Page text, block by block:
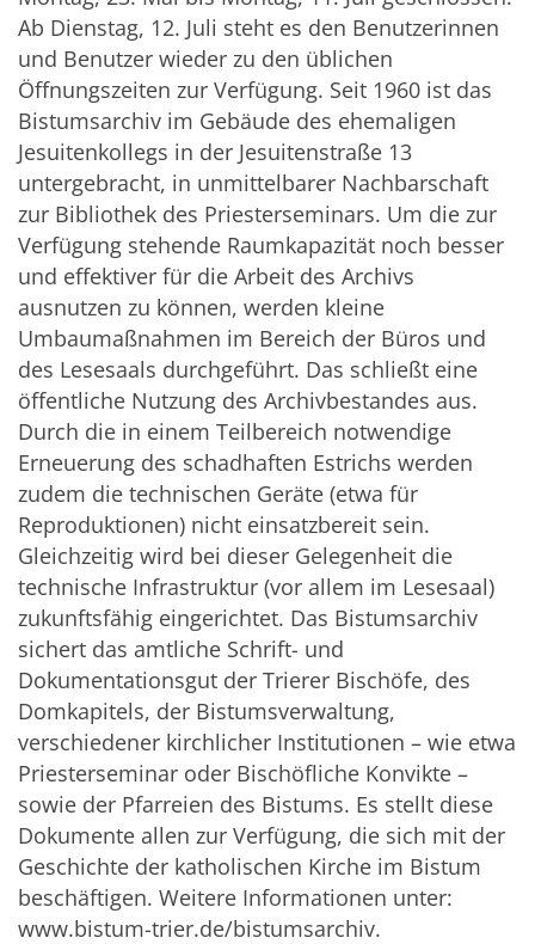
Ab Dienstag, 12. Juli steht es den Benutzerinnen
und Benutzer wieder zu den üblichen
Öffnungszeiten zur Verfügung. Seit 1960 ist das
Bistumsarchiv im Gebäude des ehemaligen
Jesuitenkollegs in der Jesuitenstraße 13
untergebracht, in unmittelbarer Nachbarschaft
zur Bibliothek des Priesterseminars. Um die zur
Verfügung stehende Raumkapazität noch besser
und effektiver für die Arbeit des Archivs
ausnutzen zu können, werden kleine
Umbaumaßnahmen im Bereich der Büros und
des Lesesaals durchgeführt. Das schließt eine
öffentliche Nutzung des Archivbestandes aus.
Durch die in einem Teilbereich notwendige
Erneuerung des schadhaften Estrichs werden
zudem die technischen Geräte (etwa für
Reproduktionen) nicht einsatzbereit sein.
Gleichzeitig wird bei dieser Gelegenheit die
technische Infrastruktur (vor allem im Lesesaal)
zukunftsfähig eingerichtet. Das Bistumsarchiv
sichert das amtliche Schrift- und
Dokumentationsgut der Trierer Bischöfe, des
Domkapitels, der Bistumsverwaltung,
verschiedener kirchlicher Institutionen – wie etwa
Priesterseminar oder Bischöfliche Konvikte –
sowie der Pfarreien des Bistums. Es stellt diese
Dokumente allen zur Verfügung, die sich mit der
Geschichte der katholischen Kirche im Bistum
beschäftigen. Weitere Informationen unter:
www.bistum-trier.de/bistumsarchiv.